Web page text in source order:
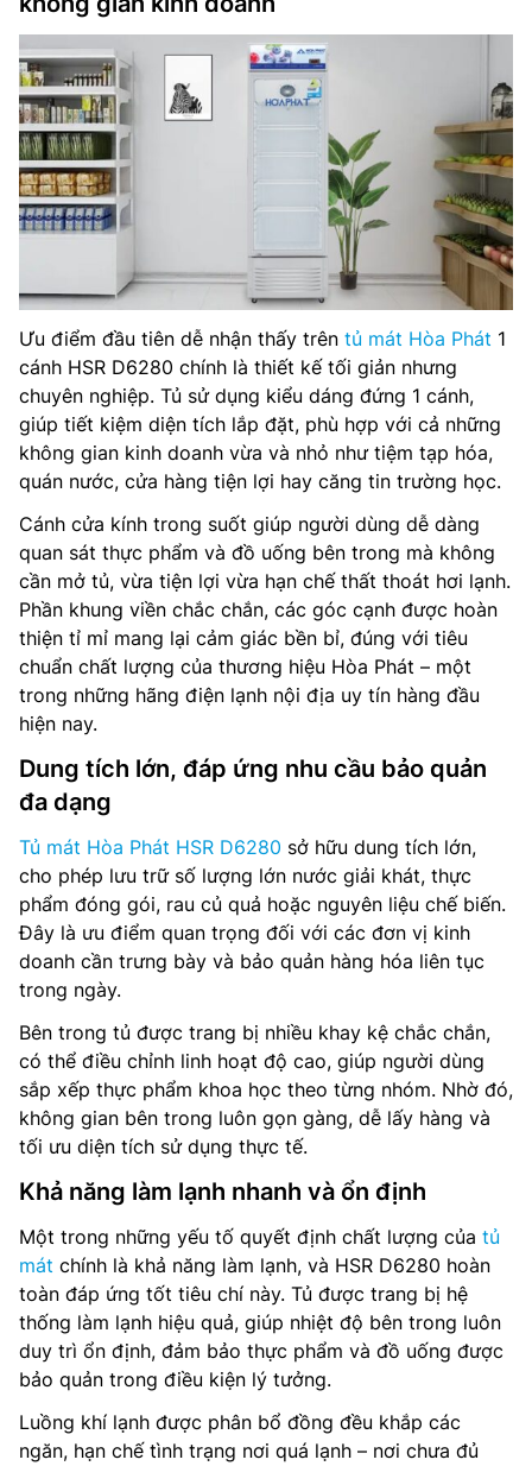
Ưu điểm đầu tiên dễ nhận thấy trên tủ mát Hòa Phát 1
cánh HSR D6280 chính là thiết kế tối giản nhưng
chuyên nghiệp. Tủ sử dụng kiểu dáng đứng 1 cánh,
giúp tiết kiệm diện tích lắp đặt, phù hợp với cả những
không gian kinh doanh vừa và nhỏ như tiệm tạp hóa,
quán nước, cửa hàng tiện lợi hay căng tin trường học.
Cánh cửa kính trong suốt giúp người dùng dễ dàng
quan sát thực phẩm và đồ uống bên trong mà không
cần mở tủ, vừa tiện lợi vừa hạn chế thất thoát hơi lạnh.
Phần khung viền chắc chắn, các góc cạnh được hoàn
thiện tỉ mỉ mang lại cảm giác bền bỉ, đúng với tiêu
chuẩn chất lượng của thương hiệu Hòa Phát – một
trong những hãng điện lạnh nội địa uy tín hàng đầu
hiện nay.
Dung tích lớn, đáp ứng nhu cầu bảo quản
đa dạng
Tủ mát Hòa Phát HSR D6280 sở hữu dung tích lớn,
cho phép lưu trữ số lượng lớn nước giải khát, thực
phẩm đóng gói, rau củ quả hoặc nguyên liệu chế biến.
Đây là ưu điểm quan trọng đối với các đơn vị kinh
doanh cần trưng bày và bảo quản hàng hóa liên tục
trong ngày.
Bên trong tủ được trang bị nhiều khay kệ chắc chắn,
có thể điều chỉnh linh hoạt độ cao, giúp người dùng
sắp xếp thực phẩm khoa học theo từng nhóm. Nhờ đó,
không gian bên trong luôn gọn gàng, dễ lấy hàng và
tối ưu diện tích sử dụng thực tế.
Khả năng làm lạnh nhanh và ổn định
Một trong những yếu tố quyết định chất lượng của tủ
mát chính là khả năng làm lạnh, và HSR D6280 hoàn
toàn đáp ứng tốt tiêu chí này. Tủ được trang bị hệ
thống làm lạnh hiệu quả, giúp nhiệt độ bên trong luôn
duy trì ổn định, đảm bảo thực phẩm và đồ uống được
bảo quản trong điều kiện lý tưởng.
Luồng khí lạnh được phân bổ đồng đều khắp các
ngăn, hạn chế tình trạng nơi quá lạnh – nơi chưa đủ